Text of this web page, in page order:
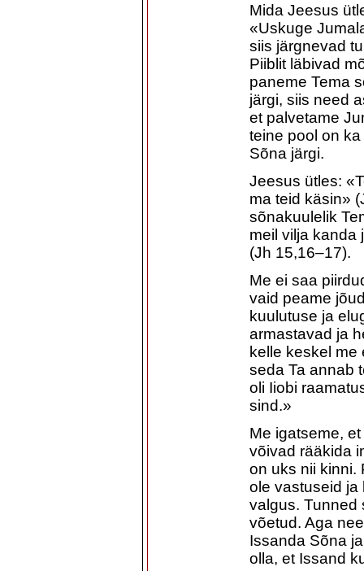
Mida Jeesus
«Uskuge
siis järgnevad
Piiblit läbivad
paneme Tema
järgi, siis need
et palvetame
teine pool on
Sõna järgi.
Jeesus ütles:
ma teid käsin»
sõnakuulelik
meil vilja kanda
(Jh 15,16–17).
Me ei saa
vaid peame
kuulutuse ja
armastavad ja
kelle keskel me
seda Ta annab
oli Iiobi
sind.»
Me igatseme,
võivad rääkida
on uks nii kinni.
ole vastuseid ja
valgus. Tunned
võetud. Aga
Issanda Sõna
olla, et Issand